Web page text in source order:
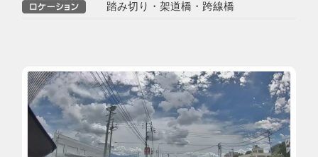
踏み切り・架道橋・跨線橋